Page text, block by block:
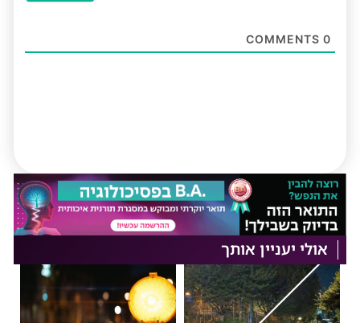
0
אולי יעניין אותך